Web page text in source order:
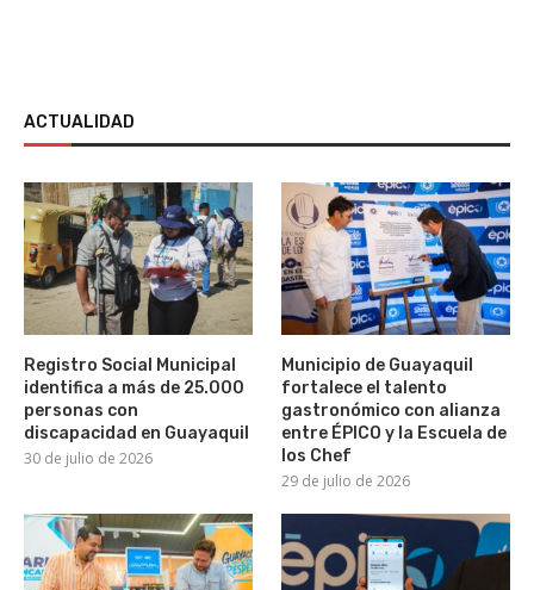
ACTUALIDAD
Registro Social Municipal
identifica a más de 25.000
personas con
discapacidad en Guayaquil
30 de julio de 2026
Municipio de Guayaquil
fortalece el talento
gastronómico con alianza
entre ÉPICO y la Escuela de
los Chef
29 de julio de 2026